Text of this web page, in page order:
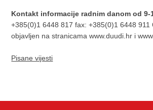
Kontakt informacije radnim danom od 9-
+385(0)1 6448 817 fax: +385(0)1 6448 911
objavljen na stranicama www.duudi.hr i
Pisane vijesti